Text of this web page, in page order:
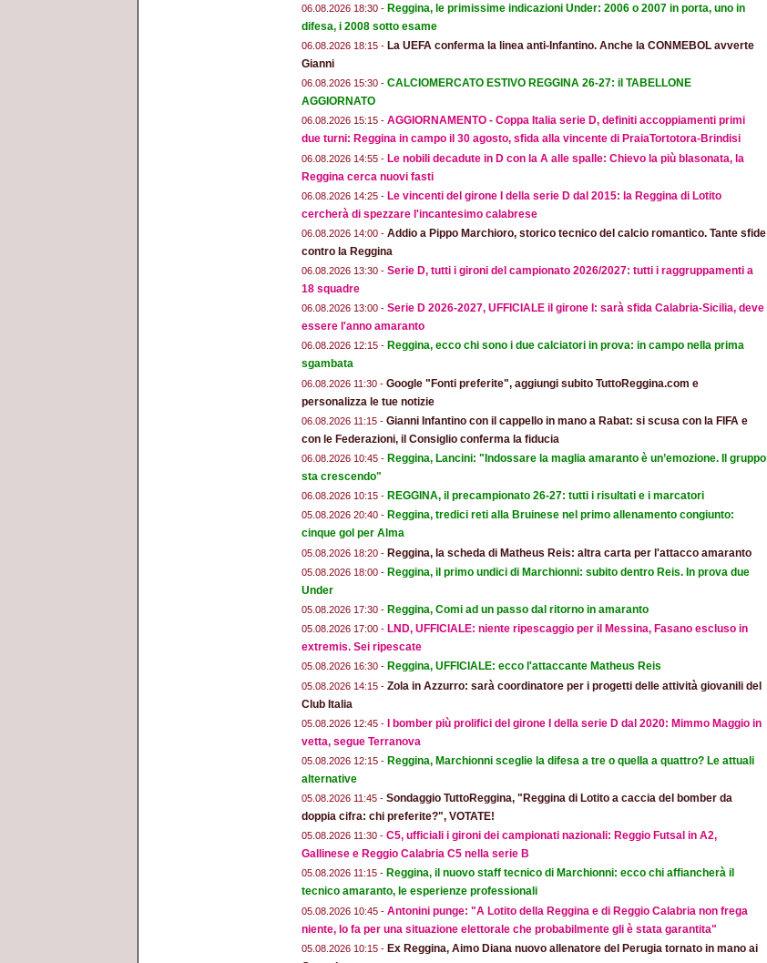
06.08.2026 18:30 - Reggina, le primissime indicazioni Under: 2006 o 2007 in porta, uno in
difesa, i 2008 sotto esame
06.08.2026 18:15 - La UEFA conferma la linea anti-Infantino. Anche la CONMEBOL avverte
Gianni
06.08.2026 15:30 - CALCIOMERCATO ESTIVO REGGINA 26-27: il TABELLONE
AGGIORNATO
06.08.2026 15:15 - AGGIORNAMENTO - Coppa Italia serie D, definiti accoppiamenti primi
due turni: Reggina in campo il 30 agosto, sfida alla vincente di PraiaTortotora-Brindisi
06.08.2026 14:55 - Le nobili decadute in D con la A alle spalle: Chievo la più blasonata, la
Reggina cerca nuovi fasti
06.08.2026 14:25 - Le vincenti del girone I della serie D dal 2015: la Reggina di Lotito
cercherà di spezzare l'incantesimo calabrese
06.08.2026 14:00 - Addio a Pippo Marchioro, storico tecnico del calcio romantico. Tante sfide
contro la Reggina
06.08.2026 13:30 - Serie D, tutti i gironi del campionato 2026/2027: tutti i raggruppamenti a
18 squadre
06.08.2026 13:00 - Serie D 2026-2027, UFFICIALE il girone I: sarà sfida Calabria-Sicilia, deve
essere l'anno amaranto
06.08.2026 12:15 - Reggina, ecco chi sono i due calciatori in prova: in campo nella prima
sgambata
06.08.2026 11:30 - Google "Fonti preferite", aggiungi subito TuttoReggina.com e
personalizza le tue notizie
06.08.2026 11:15 - Gianni Infantino con il cappello in mano a Rabat: si scusa con la FIFA e
con le Federazioni, il Consiglio conferma la fiducia
06.08.2026 10:45 - Reggina, Lancini: "Indossare la maglia amaranto è un’emozione. Il gruppo
sta crescendo"
06.08.2026 10:15 - REGGINA, il precampionato 26-27: tutti i risultati e i marcatori
05.08.2026 20:40 - Reggina, tredici reti alla Bruinese nel primo allenamento congiunto:
cinque gol per Alma
05.08.2026 18:20 - Reggina, la scheda di Matheus Reis: altra carta per l'attacco amaranto
05.08.2026 18:00 - Reggina, il primo undici di Marchionni: subito dentro Reis. In prova due
Under
05.08.2026 17:30 - Reggina, Comi ad un passo dal ritorno in amaranto
05.08.2026 17:00 - LND, UFFICIALE: niente ripescaggio per il Messina, Fasano escluso in
extremis. Sei ripescate
05.08.2026 16:30 - Reggina, UFFICIALE: ecco l'attaccante Matheus Reis
05.08.2026 14:15 - Zola in Azzurro: sarà coordinatore per i progetti delle attività giovanili del
Club Italia
05.08.2026 12:45 - I bomber più prolifici del girone I della serie D dal 2020: Mimmo Maggio in
vetta, segue Terranova
05.08.2026 12:15 - Reggina, Marchionni sceglie la difesa a tre o quella a quattro? Le attuali
alternative
05.08.2026 11:45 - Sondaggio TuttoReggina, "Reggina di Lotito a caccia del bomber da
doppia cifra: chi preferite?", VOTATE!
05.08.2026 11:30 - C5, ufficiali i gironi dei campionati nazionali: Reggio Futsal in A2,
Gallinese e Reggio Calabria C5 nella serie B
05.08.2026 11:15 - Reggina, il nuovo staff tecnico di Marchionni: ecco chi affiancherà il
tecnico amaranto, le esperienze professionali
05.08.2026 10:45 - Antonini punge: "A Lotito della Reggina e di Reggio Calabria non frega
niente, lo fa per una situazione elettorale che probabilmente gli è stata garantita"
05.08.2026 10:15 - Ex Reggina, Aimo Diana nuovo allenatore del Perugia tornato in mano ai